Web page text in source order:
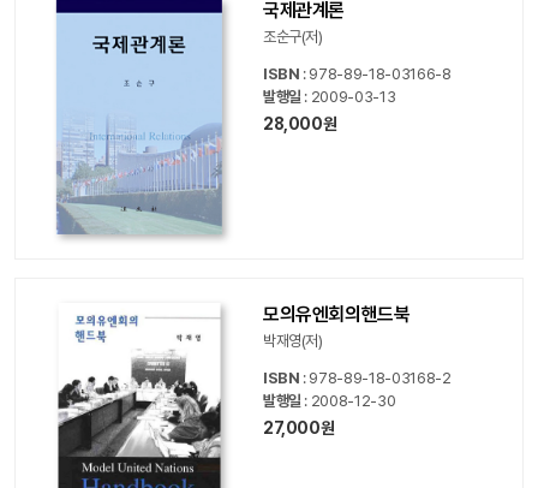
국제관계론
조순구(저)
ISBN : 978-89-18-03166-8
발행일 : 2009-03-13
28,000원
모의유엔회의핸드북
박재영(저)
ISBN : 978-89-18-03168-2
발행일 : 2008-12-30
27,000원